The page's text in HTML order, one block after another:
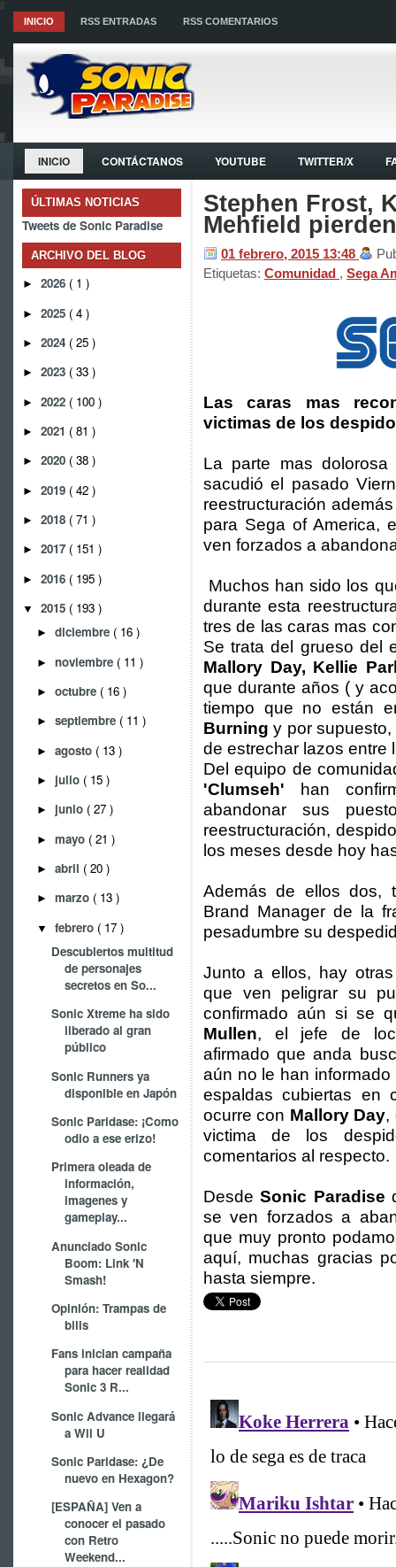
INICIO RSS ENTRADAS RSS COMENTARIOS
INICIO CONTÁCTANOS YOUTUBE TWITTER/X
ÚLTIMAS NOTICIAS
Tweets de Sonic Paradise
ARCHIVO DEL BLOG
► 2026 ( 1 )
► 2025 ( 4 )
► 2024 ( 25 )
► 2023 ( 33 )
► 2022 ( 100 )
► 2021 ( 81 )
► 2020 ( 38 )
► 2019 ( 42 )
► 2018 ( 71 )
► 2017 ( 151 )
► 2016 ( 195 )
▼ 2015 ( 193 )
► diciembre ( 16 )
► noviembre ( 11 )
► octubre ( 16 )
► septiembre ( 11 )
► agosto ( 13 )
► julio ( 15 )
► junio ( 27 )
► mayo ( 21 )
► abril ( 20 )
► marzo ( 13 )
▼ febrero ( 17 )
Descubiertos multitud
de personajes
secretos en So...
Sonic Xtreme ha sido
liberado al gran
público
Sonic Runners ya
disponible en Japón
Sonic Paridase: ¡Como
odio a ese erizo!
Primera oleada de
información,
imagenes y
gameplay...
Anunciado Sonic
Boom: Link 'N
Smash!
Opinión: Trampas de
bilis
Fans inician campaña
para hacer realidad
Sonic 3 R...
Sonic Advance llegará
a Wii U
Sonic Paridase: ¿De
nuevo en Hexagon?
[ESPAÑA] Ven a
conocer el pasado
con Retro
Weekend...
Stephen Frost,
Mehfield
01 febrero, 2015 13:48
Etiquetas: Comunidad , Sega
Las caras mas
victimas de los
La parte mas
sacudió el pasado
reestructuración
para Sega of America,
ven forzados a
Muchos han sido los
durante esta
tres de las caras mas
Se trata del grueso del
Mallory Day, Kellie
que durante años ( y
tiempo que no están
Burning y por supuesto,
de estrechar lazos entre
Del equipo de
'Clumseh' han
abandonar sus
reestructuración,
los meses desde hoy
Además de ellos dos,
Brand Manager de la
pesadumbre su
Junto a ellos, hay
que ven peligrar su
confirmado aún si se
Mullen, el jefe de
afirmado que anda
aún no le han
espaldas cubiertas en
ocurre con Mallory Day,
victima de los
comentarios al respecto.
DesdeSonic Paradise
se ven forzados a
que muy pronto
aquí, muchas gracias
hasta siempre.